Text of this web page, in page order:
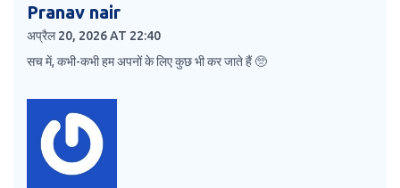
Pranav nair
अप्रैल 20, 2026 AT 22:40
सच में, कभी-कभी हम अपनों के लिए कुछ भी कर जाते हैं 🥺